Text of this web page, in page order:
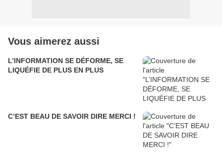
Vous aimerez aussi
L’INFORMATION SE DÉFORME, SE
LIQUÉFIE DE PLUS EN PLUS
C’EST BEAU DE SAVOIR DIRE MERCI !